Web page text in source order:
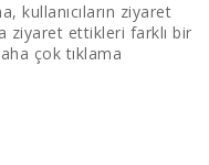
kullanıcıların ziyaret
ziyaret ettikleri farklı bir
çok tıklama